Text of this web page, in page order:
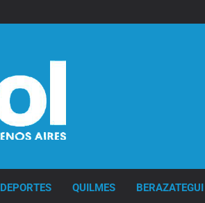
DEPORTES QUILMES BERAZATEGUI